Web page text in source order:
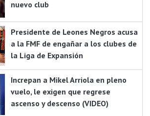
nuevo club
Presidente de Leones Negros acusa
a la FMF de engañar a los clubes de
la Liga de Expansión
Increpan a Mikel Arriola en pleno
vuelo, le exigen que regrese
ascenso y descenso (VIDEO)